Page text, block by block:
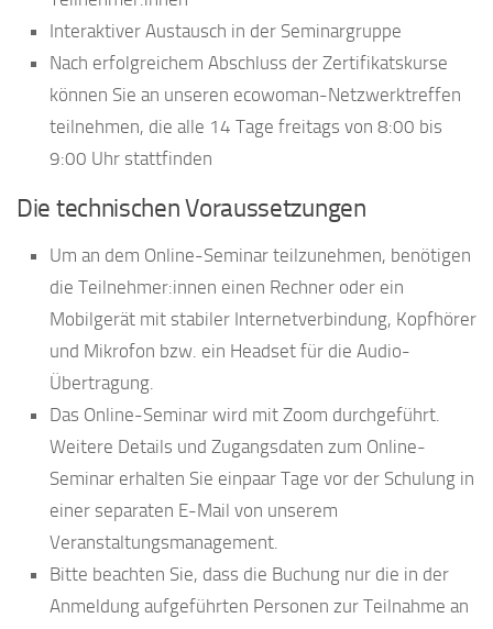
Interaktiver Austausch in der Seminargruppe
Nach erfolgreichem Abschluss der Zertifikatskurse
können Sie an unseren ecowoman-Netzwerktreffen
teilnehmen, die alle 14 Tage freitags von 8:00 bis
9:00 Uhr stattfinden
Die technischen Voraussetzungen
Um an dem Online-Seminar teilzunehmen, benötigen
die Teilnehmer:innen einen Rechner oder ein
Mobilgerät mit stabiler Internetverbindung, Kopfhörer
und Mikrofon bzw. ein Headset für die Audio-
Übertragung.
Das Online-Seminar wird mit Zoom durchgeführt.
Weitere Details und Zugangsdaten zum Online-
Seminar erhalten Sie einpaar Tage vor der Schulung in
einer separaten E-Mail von unserem
Veranstaltungsmanagement.
Bitte beachten Sie, dass die Buchung nur die in der
Anmeldung aufgeführten Personen zur Teilnahme an